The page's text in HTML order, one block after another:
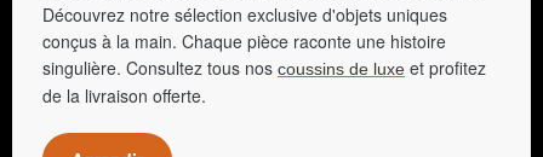
Découvrez notre sélection exclusive d'objets uniques
conçus à la main. Chaque pièce raconte une histoire
singulière. Consultez tous nos coussins de luxe et profitez
de la livraison offerte.